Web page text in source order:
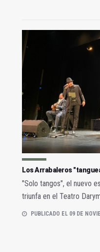
Los Arrabaleros
"Solo tangos", el nuevo
triunfa en el Teatro
PUBLICADO EL 09 DE